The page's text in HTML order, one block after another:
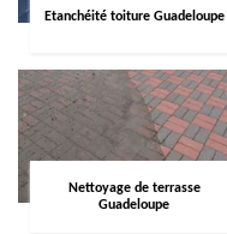
Etanchéité toiture Guadeloupe
Nettoyage de terrasse
Guadeloupe